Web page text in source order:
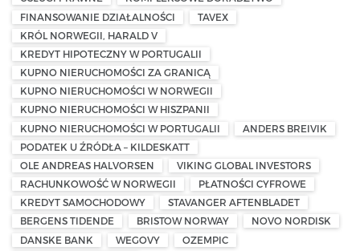
FINANSOWANIE DZIAŁALNOŚCI
TAVEX
KRÓL NORWEGII, HARALD V
KREDYT HIPOTECZNY W PORTUGALII
KUPNO NIERUCHOMOŚCI ZA GRANICĄ
KUPNO NIERUCHOMOŚCI W NORWEGII
KUPNO NIERUCHOMOŚCI W HISZPANII
KUPNO NIERUCHOMOŚCI W PORTUGALII
ANDERS BREIVIK
PODATEK U ŹRÓDŁA – KILDESKATT
OLE ANDREAS HALVORSEN
VIKING GLOBAL INVESTORS
RACHUNKOWOŚĆ W NORWEGII
PŁATNOŚCI CYFROWE
KREDYT SAMOCHODOWY
STAVANGER AFTENBLADET
BERGENS TIDENDE
BRISTOW NORWAY
NOVO NORDISK
DANSKE BANK
WEGOVY
OZEMPIC